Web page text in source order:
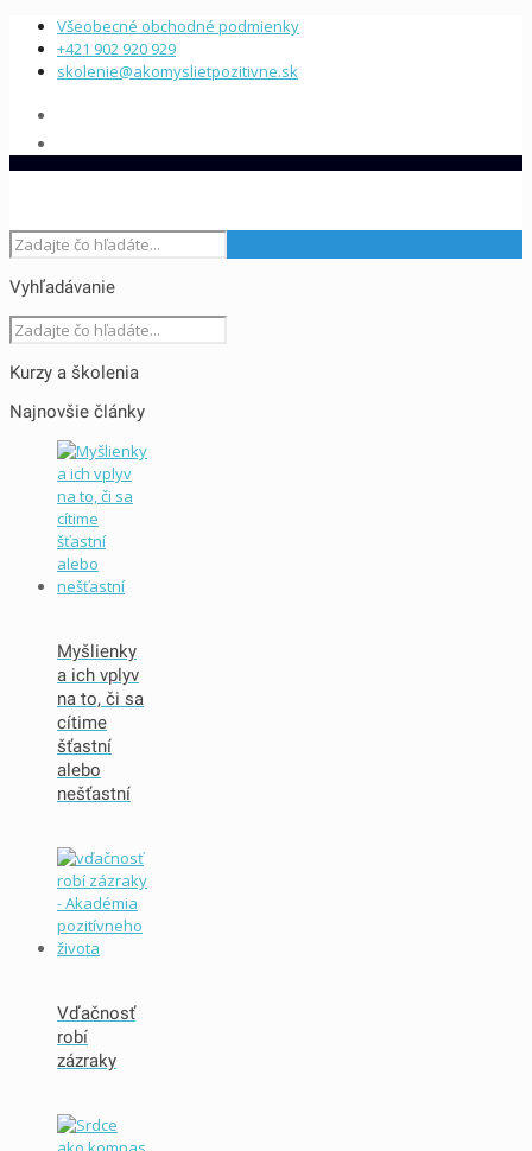
Všeobecné obchodné podmienky
+421 902 920 929
skolenie@akomyslietpozitivne.sk
Vyhľadávanie
Kurzy a školenia
Najnovšie články
Myšlienky
a ich vplyv
na to, či sa
cítime
šťastní
alebo
nešťastní
Vďačnosť
robí
zázraky